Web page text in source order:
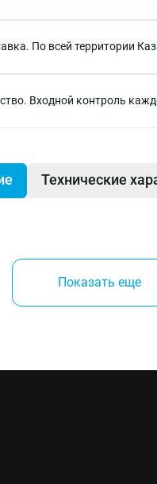
По всей территории
Входной контроль
Технические
зуб GT(3-
TPI (2,5мм). Толщина
ручка. Низко-
Показать еще